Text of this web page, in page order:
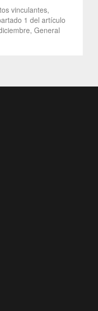
vinculantes,
1 del artículo
General